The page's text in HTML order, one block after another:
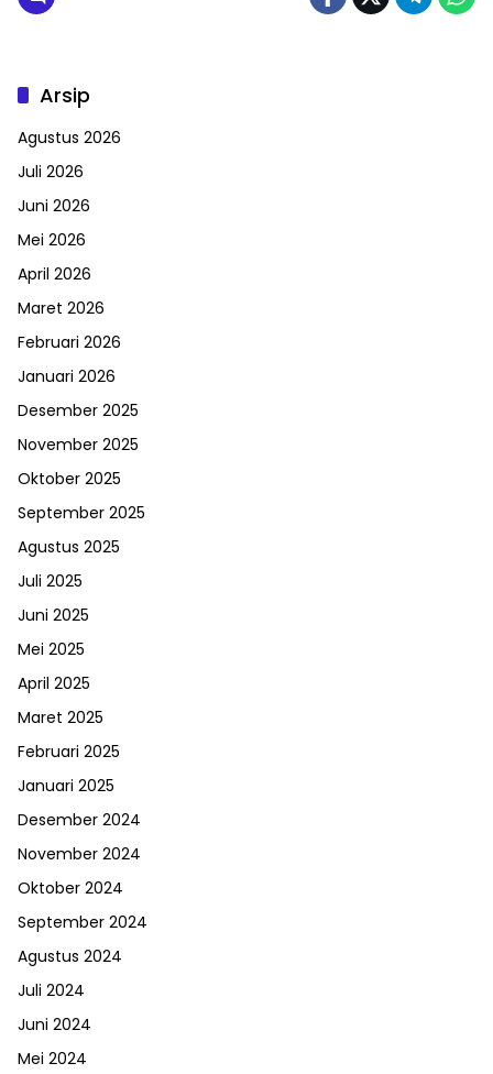
Arsip
Agustus 2026
Juli 2026
Juni 2026
Mei 2026
April 2026
Maret 2026
Februari 2026
Januari 2026
Desember 2025
November 2025
Oktober 2025
September 2025
Agustus 2025
Juli 2025
Juni 2025
Mei 2025
April 2025
Maret 2025
Februari 2025
Januari 2025
Desember 2024
November 2024
Oktober 2024
September 2024
Agustus 2024
Juli 2024
Juni 2024
Mei 2024